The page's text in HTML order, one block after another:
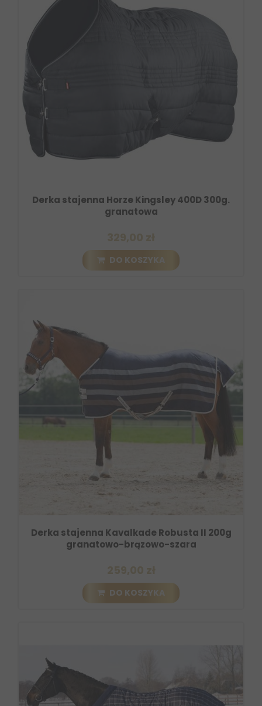
Derka stajenna Horze Kingsley 400D 300g.
granatowa
DO KOSZYKA
Derka stajenna Kavalkade Robusta II 200g
granatowo-brązowo-szara
DO KOSZYKA